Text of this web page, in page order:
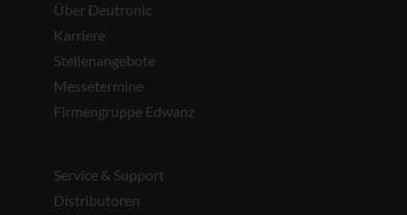
Über Deutronic
Karriere
Stellenangebote
Messetermine
Firmengruppe Edwanz
Service & Support
Distributoren